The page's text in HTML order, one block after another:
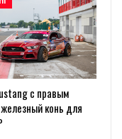
с правым
конь для